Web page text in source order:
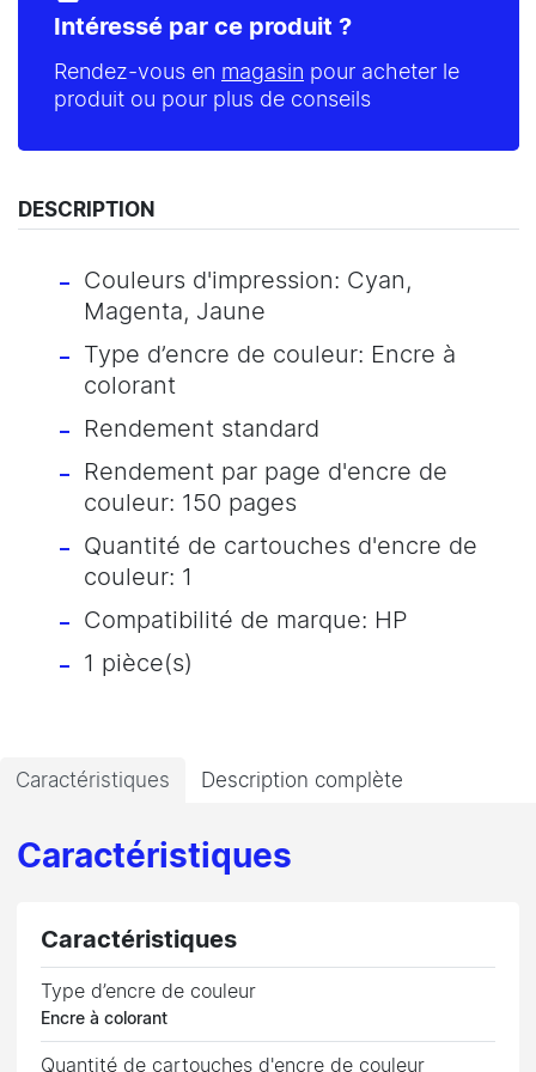
Intéressé par ce produit ?
Rendez-vous en magasin pour acheter le
produit ou pour plus de conseils
DESCRIPTION
Couleurs d'impression: Cyan,
Magenta, Jaune
Type d’encre de couleur: Encre à
colorant
Rendement standard
Rendement par page d'encre de
couleur: 150 pages
Quantité de cartouches d'encre de
couleur: 1
Compatibilité de marque: HP
1 pièce(s)
Caractéristiques Description complète
Caractéristiques
Caractéristiques
Type d’encre de couleur
Encre à colorant
Quantité de cartouches d'encre de couleur